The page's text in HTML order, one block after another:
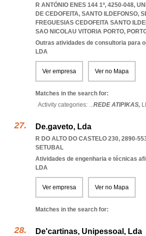
R ANTÓNIO ENES 144 1º, 4250-048,
DE CEDOFEITA, SANTO ILDEFONSO,
FREGUESIAS CEDOFEITA SANTO
SAO NICOLAU VITORIA PORTO,
Outras atividades de consultoria para
LDA
Ver empresa Ver no Mapa
Matches in the search for:
Activity categories: ...REDE ATIPIKAS,
De.gaveto, Lda
R DO ALTO DO CASTELO 230, 2890-
SETUBAL
Atividades de engenharia e técnicas
LDA
Ver empresa Ver no Mapa
Matches in the search for:
De'cartinas, Unipessoal, Lda